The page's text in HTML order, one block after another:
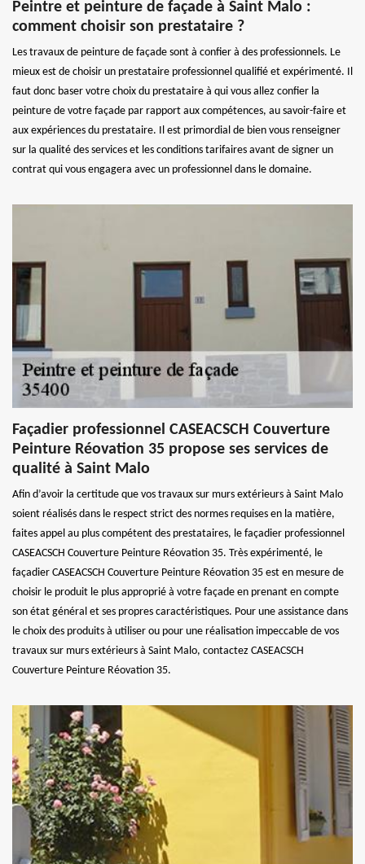
Peintre et peinture de façade à Saint Malo :
comment choisir son prestataire ?
Les travaux de peinture de façade sont à confier à des professionnels. Le
mieux est de choisir un prestataire professionnel qualifié et expérimenté. Il
faut donc baser votre choix du prestataire à qui vous allez confier la
peinture de votre façade par rapport aux compétences, au savoir-faire et
aux expériences du prestataire. Il est primordial de bien vous renseigner
sur la qualité des services et les conditions tarifaires avant de signer un
contrat qui vous engagera avec un professionnel dans le domaine.
Façadier professionnel CASEACSCH Couverture
Peinture Réovation 35 propose ses services de
qualité à Saint Malo
Afin d’avoir la certitude que vos travaux sur murs extérieurs à Saint Malo
soient réalisés dans le respect strict des normes requises en la matière,
faites appel au plus compétent des prestataires, le façadier professionnel
CASEACSCH Couverture Peinture Réovation 35. Très expérimenté, le
façadier CASEACSCH Couverture Peinture Réovation 35 est en mesure de
choisir le produit le plus approprié à votre façade en prenant en compte
son état général et ses propres caractéristiques. Pour une assistance dans
le choix des produits à utiliser ou pour une réalisation impeccable de vos
travaux sur murs extérieurs à Saint Malo, contactez CASEACSCH
Couverture Peinture Réovation 35.